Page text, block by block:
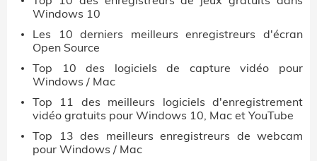
Windows 10
Les 10 derniers meilleurs enregistreurs d'écran
Open Source
Top 10 des logiciels de capture vidéo pour
Windows / Mac
Top 11 des meilleurs logiciels d'enregistrement
vidéo gratuits pour Windows 10, Mac et YouTube
Top 13 des meilleurs enregistreurs de webcam
pour Windows / Mac